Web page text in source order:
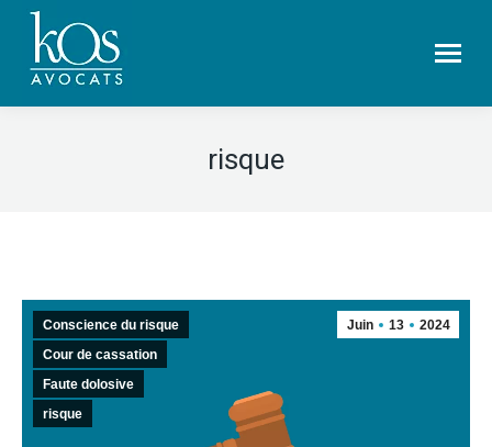
risque
Juin 13 2024
Conscience du risque
Cour de cassation
Faute dolosive
risque